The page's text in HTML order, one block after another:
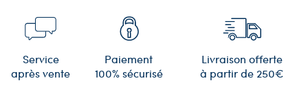
Service
après vente
Paiement
100% sécurisé
Livraison offerte
à partir de 250€